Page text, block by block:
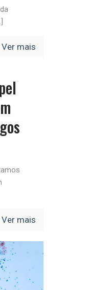
Ver mais
Ver mais